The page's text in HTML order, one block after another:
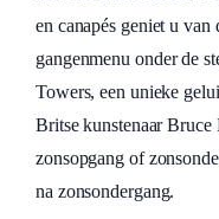
en canapés geniet u van
gangenmenu onder de
Towers, een unieke
Britse kunstenaar
zonsopgang of
na zonsondergang.